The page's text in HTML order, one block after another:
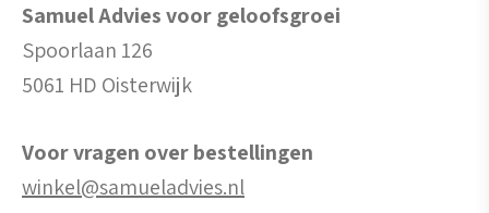
Samuel Advies voor geloofsgroei
Spoorlaan 126
5061 HD Oisterwijk
Voor vragen over bestellingen
winkel@samueladvies.nl